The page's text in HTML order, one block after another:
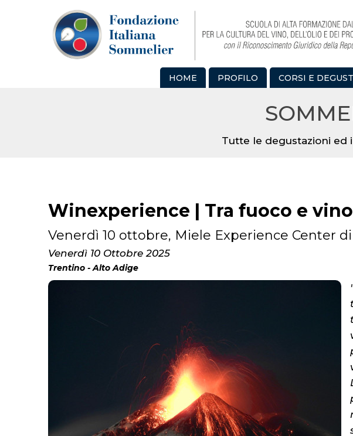
HOME PROFILO CORSI E
Tutte le degustazioni ed
Winexperience | Tra fuoco e
Venerdì 10 ottobre, Miele Experience Center
Venerdì 10 Ottobre 2025
Trentino - Alto Adige